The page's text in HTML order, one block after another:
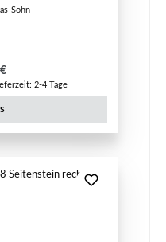
Sohn
Preis:
2-4 Tage